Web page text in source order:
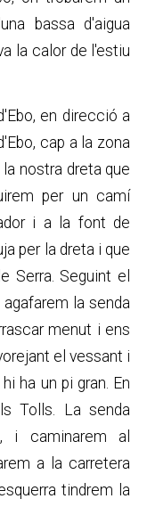
bassa d'aigua
la calor de l'estiu
en direcció a
cap a la zona
nostra dreta que
per un camí
i a la font de
per la dreta i que
Serra. Seguint el
la senda
menut i ens
el vessant i
ha un pi gran. En
Tolls. La senda
i caminarem al
a la carretera
tindrem la